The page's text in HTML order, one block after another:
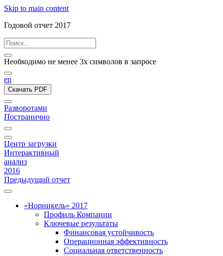
Skip to main content
Годовой отчет 2017
Необходимо не менее 3х символов в запросе
en
Скачать PDF
Разворотами
Постранично
Центр загрузки
Интерактивный
анализ
2016
Предыдущий отчет
«Норникель» 2017
Профиль Компании
Ключевые результаты
Финансовая устойчивость
Операционная эффективность
Социальная ответственность